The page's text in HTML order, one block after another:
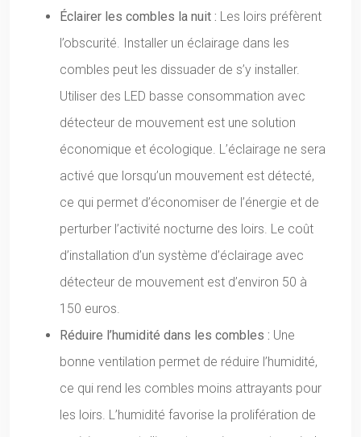
Éclairer les combles la nuit : Les loirs préfèrent
l’obscurité. Installer un éclairage dans les
combles peut les dissuader de s’y installer.
Utiliser des LED basse consommation avec
détecteur de mouvement est une solution
économique et écologique. L’éclairage ne sera
activé que lorsqu’un mouvement est détecté,
ce qui permet d’économiser de l’énergie et de
perturber l’activité nocturne des loirs. Le coût
d’installation d’un système d’éclairage avec
détecteur de mouvement est d’environ 50 à
150 euros.
Réduire l’humidité dans les combles : Une
bonne ventilation permet de réduire l’humidité,
ce qui rend les combles moins attrayants pour
les loirs. L’humidité favorise la prolifération de